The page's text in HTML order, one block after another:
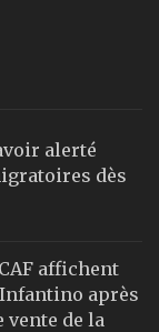
alerté
dès
affichent
après
vente de la